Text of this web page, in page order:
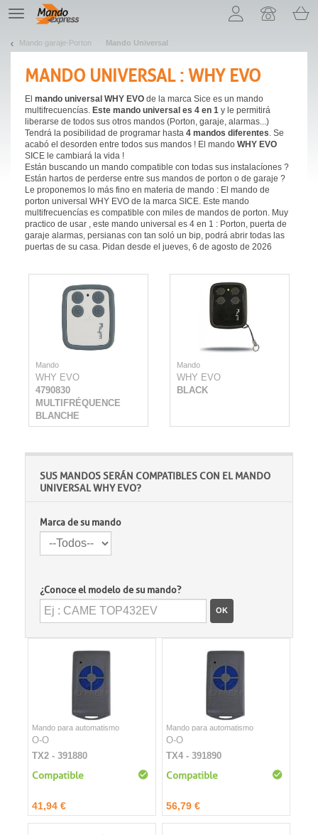
TE
navigation
Mando garaje-Porton Mando Universal
MANDO UNIVERSAL : WHY EVO
El mando universal WHY EVO de la marca Sice es un mando
multifrecuencías. Este mando universal es 4 en 1 y le permitirá
liberarse de todos sus otros mandos (Porton, garaje, alarmas...)
Tendrá la posibilidad de programar hasta 4 mandos diferentes. Se
acabó el desorden entre todos sus mandos ! El mando WHY EVO
SICE le cambiará la vida !
Están buscando un mando compatible con todas sus instalacíones ?
Están hartos de perderse entre sus mandos de porton o de garaje ?
Le proponemos lo más fino en materia de mando : El mando de
porton universal WHY EVO de la marca SICE. Este mando
multifrecuencías es compatible con miles de mandos de porton. Muy
practico de usar , este mando universal es 4 en 1 : Porton, puerta de
garaje alarmas, persianas con tan soló un bip, podrá abrir todas las
puertas de su casa. Pidan desde el jueves, 6 de agosto de 2026
Mando
WHY EVO
4790830
MULTIFRÉQUENCE
BLANCHE
Mando
WHY EVO
BLACK
SUS MANDOS SERÁN COMPATIBLES CON EL MANDO
UNIVERSAL WHY EVO ?
Marca de su mando
¿Conoce el modelo de su mando?
OK
Mando para automatismo
O-O
TX2 - 391880
Compatible
41,94 €
Mando para automatismo
O-O
TX4 - 391890
Compatible
56,79 €
¡Permítenos presentarte nuestras cookies!